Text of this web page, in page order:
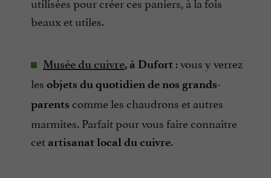
beaux et utiles.
Musée du cuivre, à Dufort : vous y verrez
les objets du quotidien de nos grands-
parents comme les chaudrons et autres
marmites. Parfait pour vous faire connaître
cet artisanat local du cuivre.